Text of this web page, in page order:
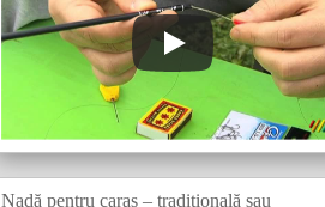
Nadă pentru caras – tradițională sau